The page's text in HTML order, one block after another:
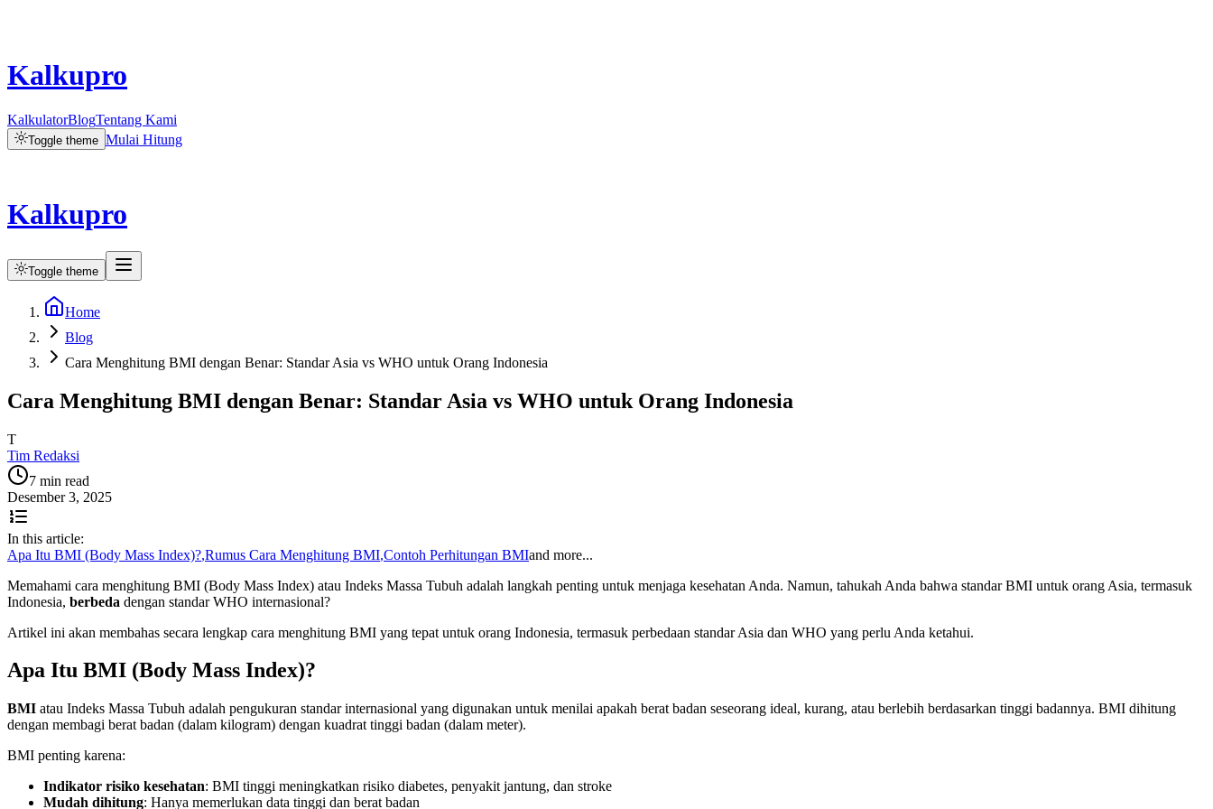
Kalkupro
KalkulatorBlogTentang Kami
Toggle theme Mulai Hitung
Kalkupro
Toggle theme
Home
Blog
Cara Menghitung BMI dengan Benar: Standar Asia vs WHO untuk Orang Indonesia
Cara Menghitung BMI dengan Benar: Standar Asia vs WHO untuk Orang Indonesia
T
Tim Redaksi
7 min read
Desember 3, 2025
In this article:
Apa Itu BMI (Body Mass Index)?,Rumus Cara Menghitung BMI,Contoh Perhitungan BMIand more...
Memahami cara menghitung BMI (Body Mass Index) atau Indeks Massa Tubuh adalah langkah penting untuk menjaga kesehatan Anda. Namun, tahukah Anda bahwa standar BMI untuk orang Asia, termasuk
Indonesia, berbeda dengan standar WHO internasional?
Artikel ini akan membahas secara lengkap cara menghitung BMI yang tepat untuk orang Indonesia, termasuk perbedaan standar Asia dan WHO yang perlu Anda ketahui.
Apa Itu BMI (Body Mass Index)?
BMI atau Indeks Massa Tubuh adalah pengukuran standar internasional yang digunakan untuk menilai apakah berat badan seseorang ideal, kurang, atau berlebih berdasarkan tinggi badannya. BMI dihitung
dengan membagi berat badan (dalam kilogram) dengan kuadrat tinggi badan (dalam meter).
BMI penting karena:
Indikator risiko kesehatan: BMI tinggi meningkatkan risiko diabetes, penyakit jantung, dan stroke
Mudah dihitung: Hanya memerlukan data tinggi dan berat badan